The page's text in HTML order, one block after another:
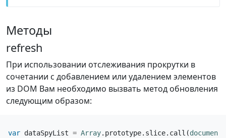
Методы
refresh
При использовании отслеживания прокрутки в
сочетании с добавлением или удалением элементов
из DOM Вам необходимо вызвать метод обновления
следующим образом:
var dataSpyList = Array. prototype. slice. call (document